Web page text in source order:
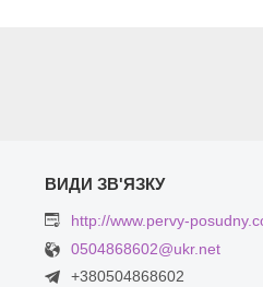
http://www.pervy-
0504868602@ukr.net
+380504868602